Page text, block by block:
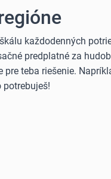
každodenných
predplatné za
teba riešenie.